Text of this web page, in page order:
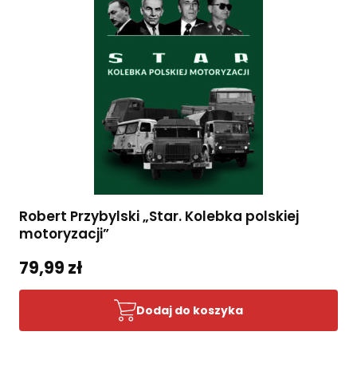
Robert Przybylski „Star. Kolebka polskiej
motoryzacji”
79,99 zł
Dodaj do koszyka